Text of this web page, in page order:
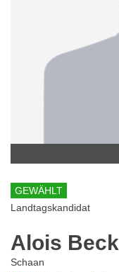
GEWÄHLT
Landtagskandidat
Alois Beck
Schaan